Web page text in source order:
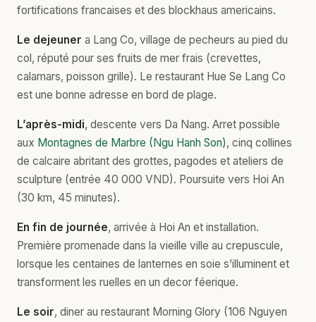
fortifications francaises et des blockhaus americains.
Le dejeuner a Lang Co, village de pecheurs au pied du
col, réputé pour ses fruits de mer frais (crevettes,
calamars, poisson grille). Le restaurant Hue Se Lang Co
est une bonne adresse en bord de plage.
L’après-midi, descente vers Da Nang. Arret possible
aux Montagnes de Marbre (Ngu Hanh Son), cinq collines
de calcaire abritant des grottes, pagodes et ateliers de
sculpture (entrée 40 000 VND). Poursuite vers Hoi An
(30 km, 45 minutes).
En fin de journée, arrivée à Hoi An et installation.
Première promenade dans la vieille ville au crepuscule,
lorsque les centaines de lanternes en soie s’illuminent et
transforment les ruelles en un decor féerique.
Le soir, diner au restaurant Morning Glory (106 Nguyen